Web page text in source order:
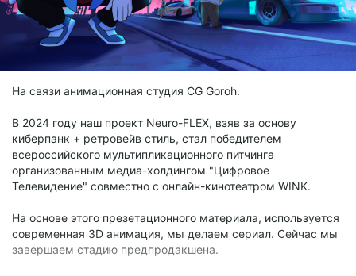
На связи анимационная студия CG Goroh.
В 2024 году наш проект Neuro-FLEX, взяв за основу
киберпанк + ретровейв стиль, стал победителем
всероссийского мультипликационного питчинга
организованным медиа-холдингом "Цифровое
Телевидение" совместно с онлайн-кинотеатром WINK.
На основе этого презетационного материала, используется
современная 3D анимация, мы делаем сериал. Сейчас мы
завершаем стадию предпродакшена.